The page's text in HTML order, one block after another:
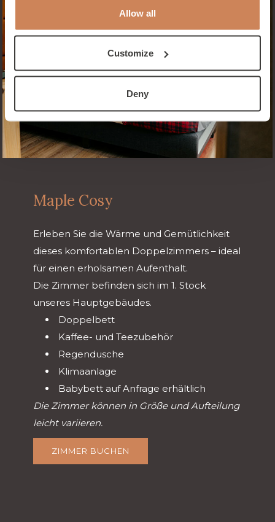
Allow all
Customize
Deny
Maple Cosy
Erleben Sie die Wärme und Gemütlichkeit
dieses komfortablen Doppelzimmers – ideal
für einen erholsamen Aufenthalt.
Die Zimmer befinden sich im 1. Stock
unseres Hauptgebäudes.
Doppelbett
Kaffee- und Teezubehör
Regendusche
Klimaanlage
Babybett auf Anfrage erhältlich
Die Zimmer können in Größe und Aufteilung
leicht variieren.
ZIMMER BUCHEN